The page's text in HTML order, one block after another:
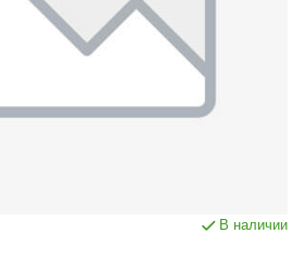
В наличии